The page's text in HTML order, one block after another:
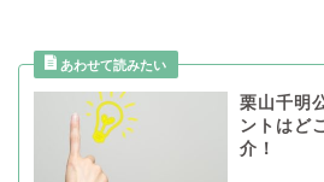
栗山千明
ントはど
介！